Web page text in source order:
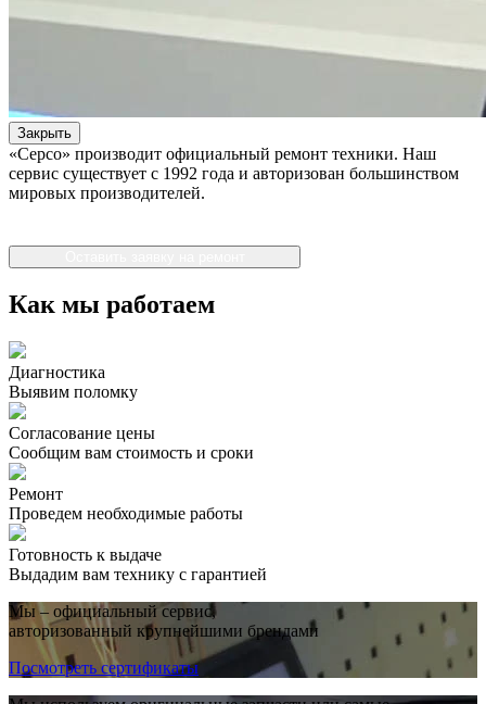
Закрыть
«Серсо» производит официальный ремонт техники. Наш
сервис существует с 1992 года и авторизован большинством
мировых производителей.
Как мы работаем
Диагностика
Выявим поломку
Согласование цены
Сообщим вам стоимость и сроки
Ремонт
Проведем необходимые работы
Готовность к выдаче
Выдадим вам технику с гарантией
Мы – официальный сервис,
авторизованный крупнейшими брендами
Посмотреть сертификаты